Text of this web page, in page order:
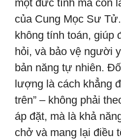
một đức tính mà còn
của Cung Mọc Sư
không tính toán, giúp
hỏi, và bảo vệ người
bản năng tự nhiên.
lượng là cách khẳng
trên” – không phải
áp đặt, mà là khả
chở và mang lại điều